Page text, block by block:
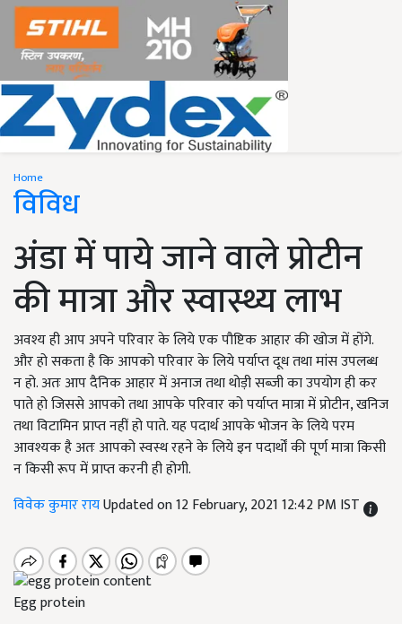
Home
विविध
अंडा में पाये जाने वाले प्रोटीन
की मात्रा और स्वास्थ्य लाभ
अवश्य ही आप अपने परिवार के लिये एक पौष्टिक आहार की खोज में होंगे.
और हो सकता है कि आपको परिवार के लिये पर्याप्त दूध तथा मांस उपलब्ध
न हो. अतः आप दैनिक आहार में अनाज तथा थोड़ी सब्जी का उपयोग ही कर
पाते हो जिससे आपको तथा आपके परिवार को पर्याप्त मात्रा में प्रोटीन, खनिज
तथा विटामिन प्राप्त नहीं हो पाते. यह पदार्थ आपके भोजन के लिये परम
आवश्यक है अतः आपको स्वस्थ रहने के लिये इन पदार्थों की पूर्ण मात्रा किसी
न किसी रूप में प्राप्त करनी ही होगी.
विवेक कुमार रायUpdated on 12 February, 2021 12:42 PM IST
Egg protein